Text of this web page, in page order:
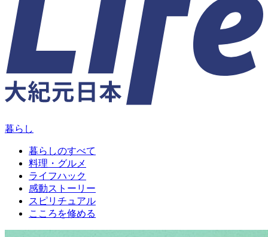
暮らし
暮らしのすべて
料理・グルメ
ライフハック
感動ストーリー
スピリチュアル
こころを修める